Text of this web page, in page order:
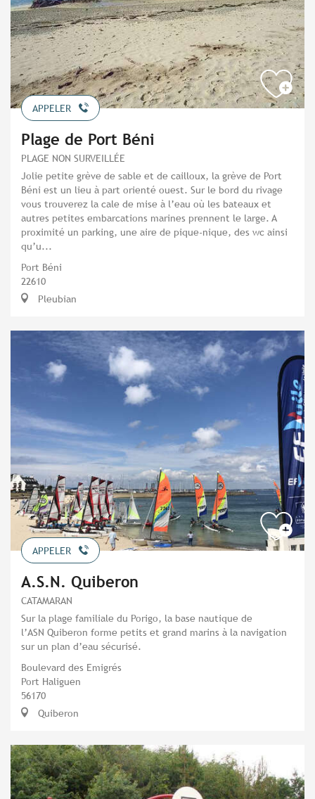
APPELER
Plage de Port Béni
PLAGE NON SURVEILLÉE
Jolie petite grève de sable et de cailloux, la grève de Port
Béni est un lieu à part orienté ouest. Sur le bord du rivage
vous trouverez la cale de mise à l’eau où les bateaux et
autres petites embarcations marines prennent le large. A
proximité un parking, une aire de pique-nique, des wc ainsi
qu’u...
Port Béni
22610
Pleubian
APPELER
A.S.N. Quiberon
CATAMARAN
Sur la plage familiale du Porigo, la base nautique de
l’ASN Quiberon forme petits et grand marins à la navigation
sur un plan d’eau sécurisé.
Boulevard des Emigrés
Port Haliguen
56170
Quiberon